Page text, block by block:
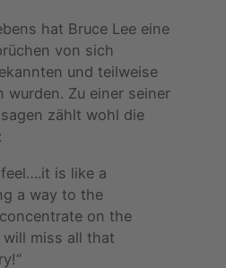
hat Bruce Lee eine
von sich
und teilweise
wurden. Zu einer seiner
zählt wohl die
feel….it is like a
a way to the
on the
miss all that